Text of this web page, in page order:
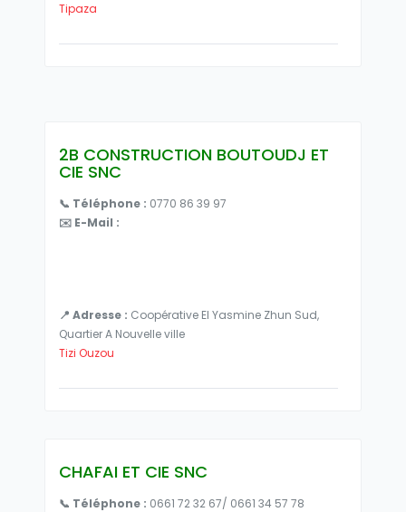
Tipaza
2B CONSTRUCTION BOUTOUDJ ET
CIE SNC
📞 Téléphone : 0770 86 39 97
✉️ E-Mail :
📍 Adresse : Coopérative El Yasmine Zhun Sud,
Quartier A Nouvelle ville
Tizi Ouzou
CHAFAI ET CIE SNC
📞 Téléphone : 0661 72 32 67/ 0661 34 57 78